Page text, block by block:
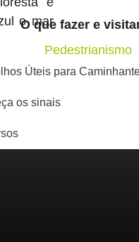
O que fazer e
Pedestrianismo
Úteis para
os sinais
o mar